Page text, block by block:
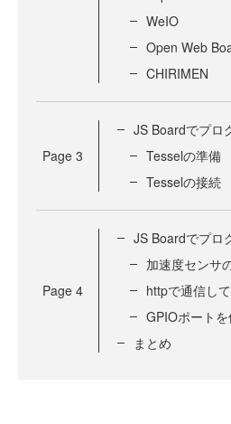
WeIO
Open Web
CHIRIMEN
Page 3
JS Boardでプロ
Tesselの準備
Tesselの接続
Page 4
JS Boardでプロ
加速度センサ
httpで通信し
GPIOポート
まとめ